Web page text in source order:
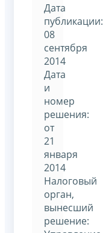
Дата
публикации:
08
сентября
2014
Дата
и
номер
решения:
от
21
января
2014
Налоговый
орган,
вынесший
решение: